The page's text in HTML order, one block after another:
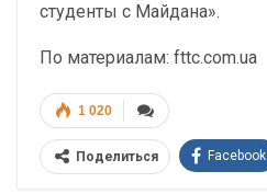
студенты с Майдана».
По материалам: fttc.com.ua
1 020
Поделиться Facebook